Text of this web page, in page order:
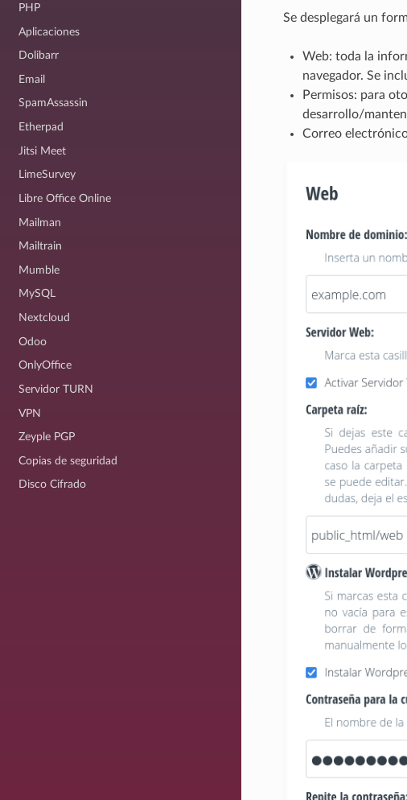
PHP
Aplicaciones
Dolibarr
Email
SpamAssassin
Etherpad
Jitsi Meet
LimeSurvey
Libre Office Online
Mailman
Mailtrain
Mumble
MySQL
Nextcloud
Odoo
OnlyOffice
Servidor TURN
VPN
Zeyple PGP
Copias de seguridad
Disco Cifrado
Se desplegará un
Web: toda la
navegador. Se
Permisos: para
desarrollo/
Correo